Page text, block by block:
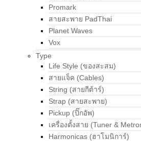
Promark
สายสะพาย PadThai
Planet Waves
Vox
Type
Life Style (ของสะสม)
สายแจ็ค (Cables)
String (สายกีต้าร์)
Strap (สายสะพาย)
Pickup (ปิ๊กอัพ)
เครื่องตั้งสาย (Tuner &
Harmonicas (ฮาโมนิการ์)